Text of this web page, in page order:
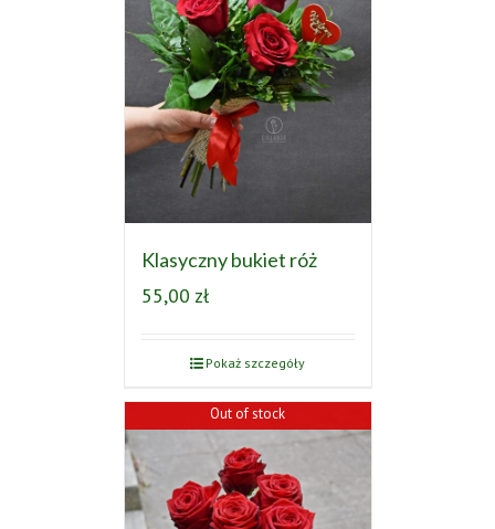
Klasyczny bukiet róż
55,00 zł
Pokaż szczegóły
Out of stock